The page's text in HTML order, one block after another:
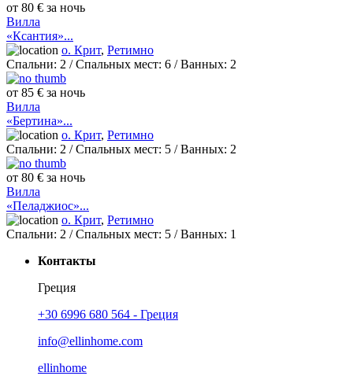
от 80 € за ночь
Вилла
«Ксантия»...
о. Крит, Ретимно
Спальни: 2 / Спальных мест: 6 /Ванных: 2
от 85 € за ночь
Вилла
«Бертина»...
о. Крит, Ретимно
Спальни: 2 / Спальных мест: 5 /Ванных: 2
от 80 € за ночь
Вилла
«Пеладжиос»...
о. Крит, Ретимно
Спальни: 2 / Спальных мест: 5 /Ванных: 1
Контакты
Греция
+30 6996 680 564 - Греция
info@ellinhome.com
ellinhome